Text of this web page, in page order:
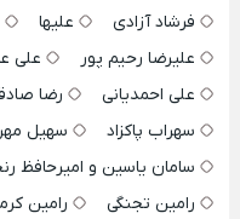
فرشاد آزادی
علیها
علیرضا رحیم پور
علی
علی احمدیانی
رضا
سهراب پاکزاد
سهیل
سامان یاسین و امیرحافظ
رامین تجنگی
رامین